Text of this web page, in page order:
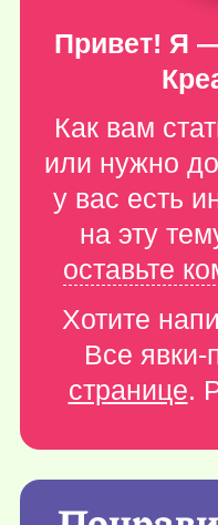
Привет! Я
Как вам
или нужно
у вас есть
на эту
оставьте
Хотите
Все явки-
странице.